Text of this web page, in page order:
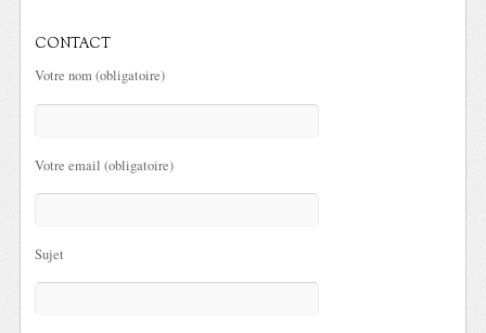
CONTACT
Votre nom (obligatoire)
Votre email (obligatoire)
Sujet